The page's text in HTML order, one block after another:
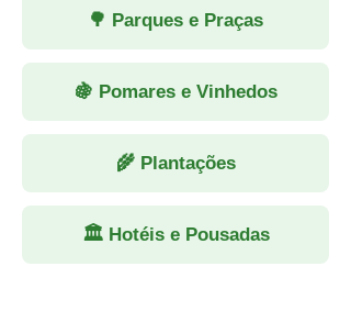
🌳 Parques e Praças
🍇 Pomares e Vinhedos
🌾 Plantações
🏛 Hotéis e Pousadas